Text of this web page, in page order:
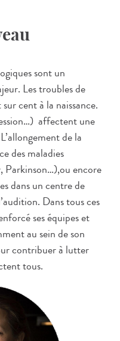
sont un
Les troubles de
cent à la naissance.
affectent une
de la
des maladies
Parkinson…),ou encore
dans un centre de
Dans tous ces
ses équipes et
au sein de son
contribuer à lutter
tous.